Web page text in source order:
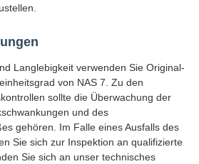
Langlebigkeit verwenden Sie Original-
von NAS 7. Zu den
sollte die Überwachung der
und des
gehören. Im Falle eines Ausfalls des
Sie sich zur Inspektion an qualifizierte
Sie sich an unser technisches